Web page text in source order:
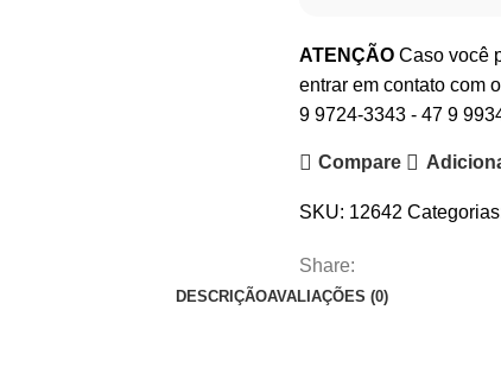
ATENÇÃO Caso você
entrar em contato com
9 9724-3343 - 47 9
Compare
SKU: 12642
Share:
DESCRIÇÃOAVALIAÇÕES (0)